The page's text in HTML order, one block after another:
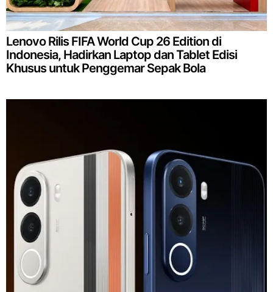
Lenovo Rilis FIFA World Cup 26 Edition di
Indonesia, Hadirkan Laptop dan Tablet Edisi
Khusus untuk Penggemar Sepak Bola